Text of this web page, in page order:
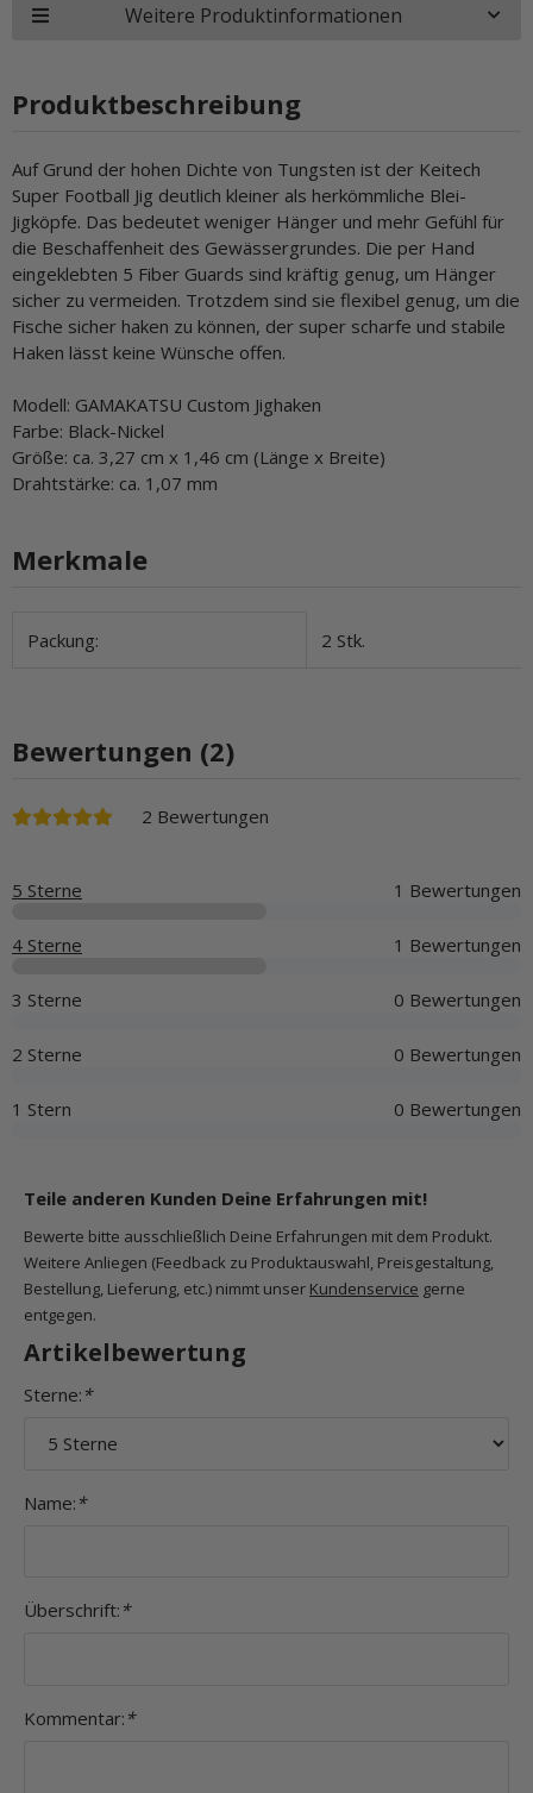
Weitere Produktinformationen
Produktbeschreibung
Auf Grund der hohen Dichte von Tungsten ist der Keitech
Super Football Jig deutlich kleiner als herkömmliche Blei-
Jigköpfe. Das bedeutet weniger Hänger und mehr Gefühl für
die Beschaffenheit des Gewässergrundes. Die per Hand
eingeklebten 5 Fiber Guards sind kräftig genug, um Hänger
sicher zu vermeiden. Trotzdem sind sie flexibel genug, um die
Fische sicher haken zu können, der super scharfe und stabile
Haken lässt keine Wünsche offen.
Modell: GAMAKATSU Custom Jighaken
Farbe: Black-Nickel
Größe: ca. 3,27 cm x 1,46 cm (Länge x Breite)
Drahtstärke: ca. 1,07 mm
Merkmale
Produkteigenschaft
Wert
Packung: 2 Stk.
Bewertungen (2)
2 Bewertungen
5 Sterne 1 Bewertungen
4 Sterne 1 Bewertungen
3 Sterne 0 Bewertungen
2 Sterne 0 Bewertungen
1 Stern 0 Bewertungen
Teile anderen Kunden Deine Erfahrungen mit!
Bewerte bitte ausschließlich Deine Erfahrungen mit dem Produkt.
Weitere Anliegen (Feedback zu Produktauswahl, Preisgestaltung,
Bestellung, Lieferung, etc.) nimmt unser Kundenservice gerne
entgegen.
Artikelbewertung
Sterne: *
Name: *
Überschrift: *
Kommentar: *